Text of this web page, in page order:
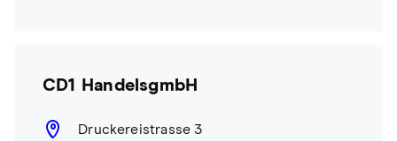
CD1 HandelsgmbH
Druckereistrasse 3